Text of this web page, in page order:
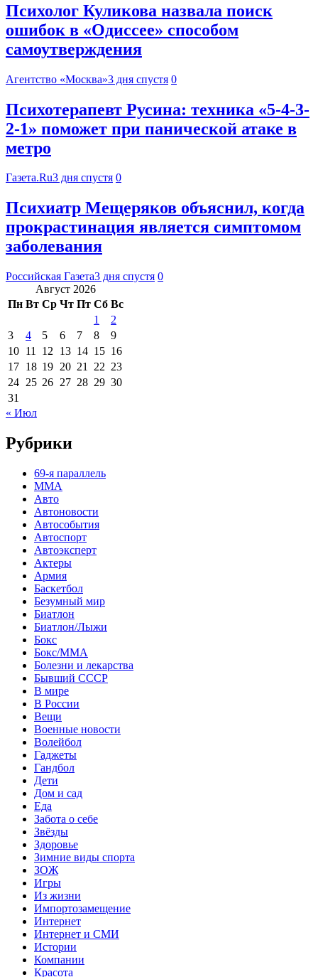
Психолог Куликова назвала поиск
ошибок в «Одиссее» способом
самоутверждения
Агентство «Москва»3 дня спустя 0
Психотерапевт Русина: техника «5-4-3-
2-1» поможет при панической атаке в
метро
Газета.Ru3 дня спустя 0
Психиатр Мещеряков объяснил, когда
прокрастинация является симптомом
заболевания
Российская Газета3 дня спустя 0
Август 2026
Пн Вт Ср Чт Пт Сб Вс
1
2
3
4 5 6 7 8
9
10 11 12 13 14 15 16
17 18 19 20 21 22 23
24 25 26 27 28 29 30
31
« Июл
Рубрики
69-я параллель
MMA
Авто
Автоновости
Автособытия
Автоспорт
Автоэксперт
Актеры
Армия
Баскетбол
Безумный мир
Биатлон
Биатлон/Лыжи
Бокс
Бокс/MMA
Болезни и лекарства
Бывший СССР
В мире
В России
Вещи
Военные новости
Волейбол
Гаджеты
Гандбол
Дети
Дом и сад
Еда
Забота о себе
Звёзды
Здоровье
Зимние виды спорта
ЗОЖ
Игры
Из жизни
Импортозамещение
Интернет
Интернет и СМИ
Истории
Компании
Красота